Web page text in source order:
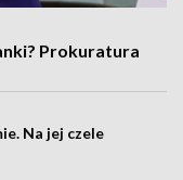
Prokuratura
Na jej czele